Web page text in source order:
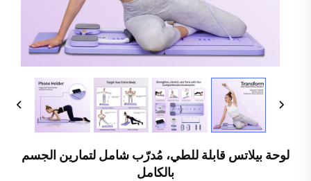
لوحة بيلاتس قابلة للطي، مُدرّب شامل لتمارين الجسم
بالكامل